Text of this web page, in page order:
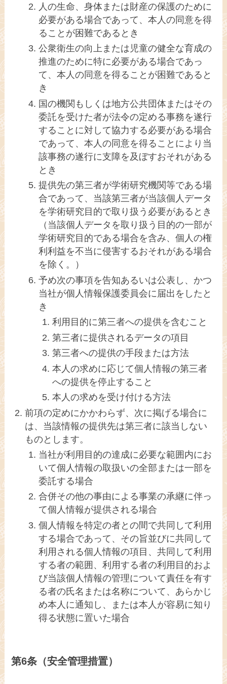
人の生命、身体または財産の保護のために
必要がある場合であって、本人の同意を得
ることが困難であるとき
公衆衛生の向上または児童の健全な育成の
推進のために特に必要がある場合であっ
て、本人の同意を得ることが困難であると
き
国の機関もしくは地方公共団体またはその
委託を受けた者が法令の定める事務を遂行
することに対して協力する必要がある場合
であって、本人の同意を得ることにより当
該事務の遂行に支障を及ぼすおそれがある
とき
提供先の第三者が学術研究機関等である場
合であって、当該第三者が当該個人データ
を学術研究目的で取り扱う必要があるとき
（当該個人データを取り扱う目的の一部が
学術研究目的である場合を含み、個人の権
利利益を不当に侵害するおそれがある場合
を除く。）
予め次の事項を告知あるいは公表し、かつ
当社が個人情報保護委員会に届出をしたと
き
利用目的に第三者への提供を含むこと
第三者に提供されるデータの項目
第三者への提供の手段または方法
本人の求めに応じて個人情報の第三者
への提供を停止すること
本人の求めを受け付ける方法
前項の定めにかかわらず、次に掲げる場合に
は、当該情報の提供先は第三者に該当しない
ものとします。
当社が利用目的の達成に必要な範囲内にお
いて個人情報の取扱いの全部または一部を
委託する場合
合併その他の事由による事業の承継に伴っ
て個人情報が提供される場合
個人情報を特定の者との間で共同して利用
する場合であって、その旨並びに共同して
利用される個人情報の項目、共同して利用
する者の範囲、利用する者の利用目的およ
び当該個人情報の管理について責任を有す
る者の氏名または名称について、あらかじ
め本人に通知し、または本人が容易に知り
得る状態に置いた場合
第6条（安全管理措置）